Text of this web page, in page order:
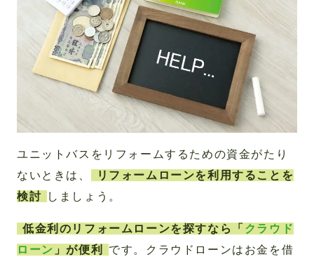
ユニットバスをリフォームするための資金がたり
ないときは、
リフォームローンを利用することを
検討
しましょう。
低金利のリフォームローンを探すなら「 クラウド
ローン 」が便利
です。クラウドローンはお金を借